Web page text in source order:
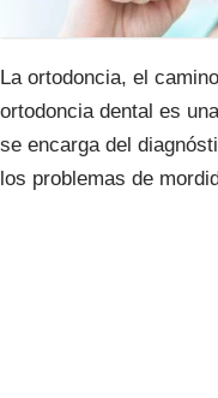
La ortodoncia, el
ortodoncia dental es
se encarga del
los problemas de